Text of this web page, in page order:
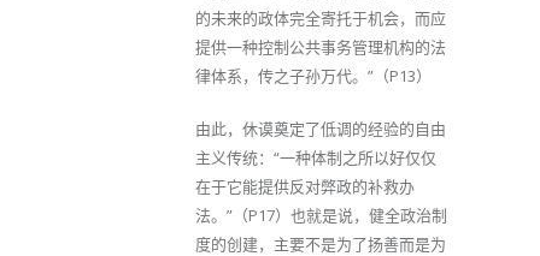
的未来的政体完全寄托于机会，而应
提供一种控制公共事务管理机构的法
律体系，传之子孙万代。”（P13）
由此，休谟奠定了低调的经验的自由
主义传统：“一种体制之所以好仅仅
在于它能提供反对弊政的补救办
法。”（P17）也就是说，健全政治制
度的创建，主要不是为了扬善而是为